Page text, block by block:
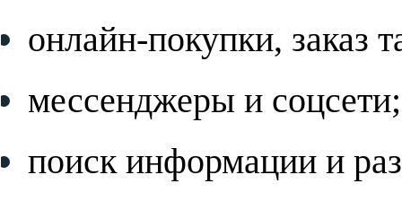
онлайн-покупки, заказ
мессенджеры и соцсети;
поиск информации и